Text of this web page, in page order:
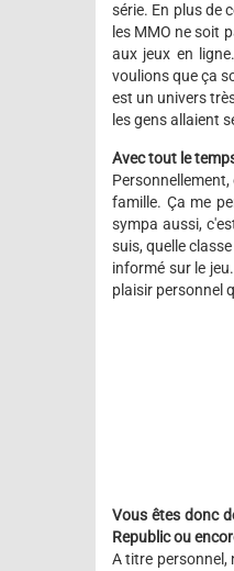
série. En plus de
les MMO ne soit
aux jeux en
voulions que ça
est un univers
les gens allaient
Avec tout le
famille. Ça me
sympa aussi,
suis, quelle
informé sur le
plaisir personnel
Vous êtes donc
Republic ou
A titre personnel,